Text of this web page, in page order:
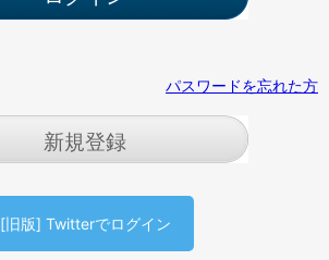
パスワードを忘れた方
新規登録
[旧版] Twitterでログイン